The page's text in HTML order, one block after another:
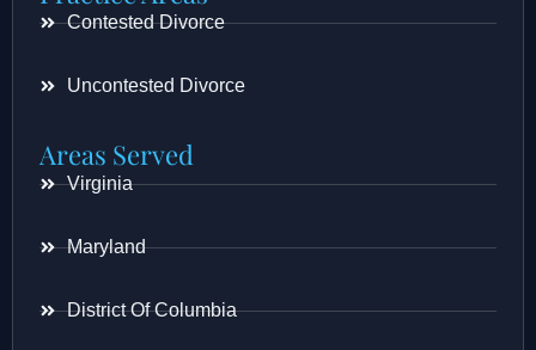
Contested Divorce
Uncontested Divorce
Areas Served
Virginia
Maryland
District Of Columbia